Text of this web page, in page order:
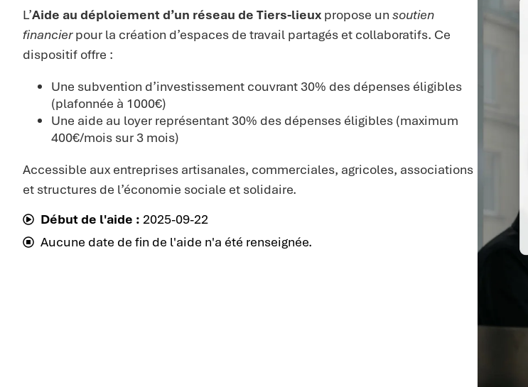
L’Aide au déploiement d’un réseau de Tiers-lieux propose un soutien
financierpour la création d’espaces de travail partagés et collaboratifs. Ce
dispositif offre :
Une subvention d’investissement couvrant 30% des dépenses éligibles
(plafonnée à 1000€)
Une aide au loyer représentant 30% des dépenses éligibles (maximum
400€/mois sur 3 mois)
Accessible aux entreprises artisanales, commerciales, agricoles, associations
et structures de l’économie sociale et solidaire.
Début de l'aide : 2025-09-22
Aucune date de fin de l'aide n'a été renseignée.